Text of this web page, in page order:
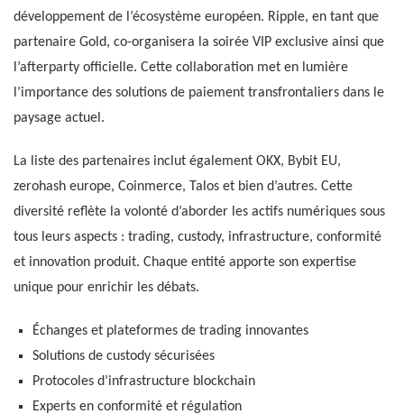
développement de l’écosystème européen. Ripple, en tant que
partenaire Gold, co-organisera la soirée VIP exclusive ainsi que
l’afterparty officielle. Cette collaboration met en lumière
l’importance des solutions de paiement transfrontaliers dans le
paysage actuel.
La liste des partenaires inclut également OKX, Bybit EU,
zerohash europe, Coinmerce, Talos et bien d’autres. Cette
diversité reflète la volonté d’aborder les actifs numériques sous
tous leurs aspects : trading, custody, infrastructure, conformité
et innovation produit. Chaque entité apporte son expertise
unique pour enrichir les débats.
Échanges et plateformes de trading innovantes
Solutions de custody sécurisées
Protocoles d’infrastructure blockchain
Experts en conformité et régulation